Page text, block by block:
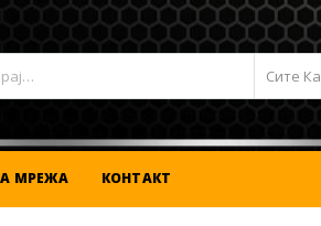
Сите
МРЕЖА КОНТАКТ